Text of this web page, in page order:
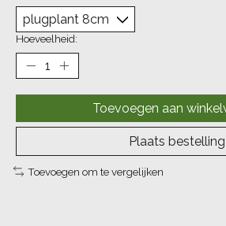
Hoeveelheid:
Toevoegen aan
Plaats bestelling
Toevoegen om te vergelijken